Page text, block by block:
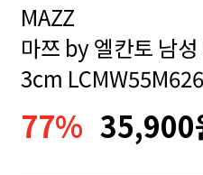
MAZZ
마쯔 by 엘칸토 남
3cm LCMW55M626
77% 35,900